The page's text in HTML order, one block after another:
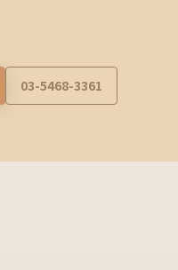
03-5468-3361